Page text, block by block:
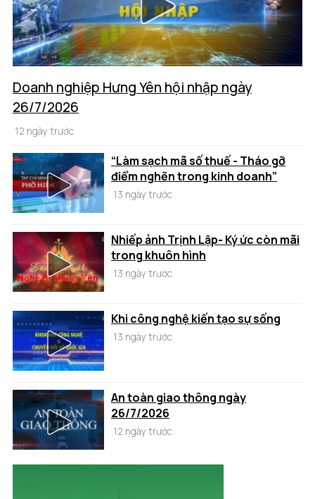
Doanh nghiệp Hưng Yên hội nhập ngày
26/7/2026
12 ngày trước
“Làm sạch mã số thuế - Tháo gỡ
điểm nghẽn trong kinh doanh”
13 ngày trước
Nhiếp ảnh Trịnh Lập- Ký ức còn mãi
trong khuôn hình
13 ngày trước
Khi công nghệ kiến tạo sự sống
13 ngày trước
An toàn giao thông ngày
26/7/2026
12 ngày trước